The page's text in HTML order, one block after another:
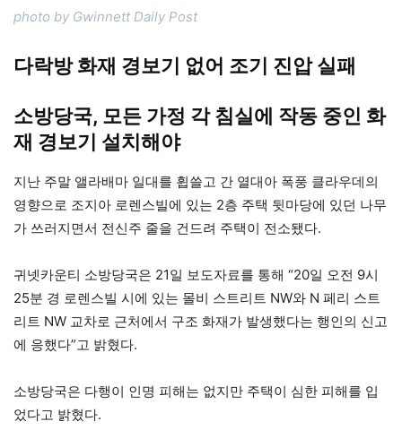
photo by Gwinnett Daily Post
다락방 화재 경보기 없어 조기 진압 실패
소방당국, 모든 가정 각 침실에 작동 중인 화
재 경보기 설치해야
지난 주말 앨라배마 일대를 휩쓸고 간 열대아 폭풍 클라우데의
영향으로 조지아 로렌스빌에 있는 2층 주택 뒷마당에 있던 나무
가 쓰러지면서 전신주 줄을 건드려 주택이 전소됐다.
귀넷카운티 소방당국은 21일 보도자료를 통해 “20일 오전 9시
25분 경 로렌스빌 시에 있는 몰비 스트리트 NW와 N 페리 스트
리트 NW 교차로 근처에서 구조 화재가 발생했다는 행인의 신고
에 응했다”고 밝혔다.
소방당국은 다행이 인명 피해는 없지만 주택이 심한 피해를 입
었다고 밝혔다.